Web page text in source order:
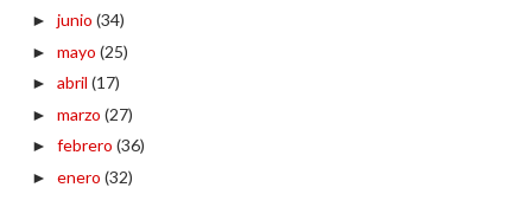
► junio (34)
► mayo (25)
► abril (17)
► marzo (27)
► febrero (36)
► enero (32)